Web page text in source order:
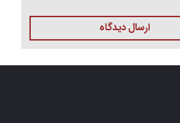
ارسال دیدگاه